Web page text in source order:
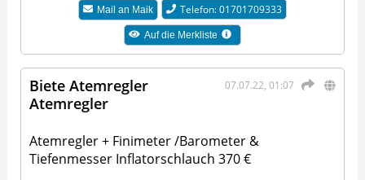
Mail an Maik Telefon: 01701709333
Auf die Merkliste
07.07.22, 01:07
Biete Atemregler
Atemregler
Atemregler + Finimeter /Barometer &
Tiefenmesser Inflatorschlauch 370 €